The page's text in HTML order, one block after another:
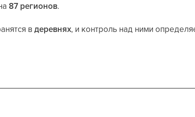
87 регионов.
вдеревнях, и контроль над ними